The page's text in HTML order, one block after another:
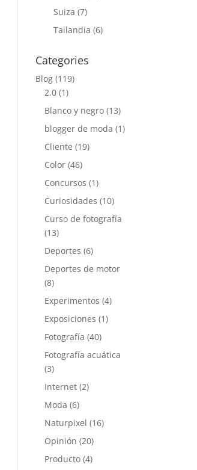
Suiza (7)
Tailandia (6)
Categories
Blog (119)
2.0 (1)
Blanco y negro (13)
blogger de moda (1)
Cliente (19)
Color (46)
Concursos (1)
Curiosidades (10)
Curso de fotografía
(13)
Deportes (6)
Deportes de motor
(8)
Experimentos (4)
Exposiciones (1)
Fotografía (40)
Fotografía acuática
(3)
Internet (2)
Moda (6)
Naturpixel (16)
Opinión (20)
Producto (4)